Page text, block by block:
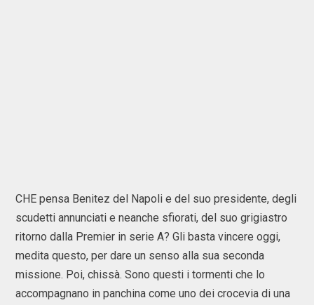
CHE pensa Benitez del Napoli e del suo presidente, degli
scudetti annunciati e neanche sfiorati, del suo grigiastro
ritorno dalla Premier in serie A? Gli basta vincere oggi,
medita questo, per dare un senso alla sua seconda
missione. Poi, chissà. Sono questi i tormenti che lo
accompagnano in panchina come uno dei crocevia di una